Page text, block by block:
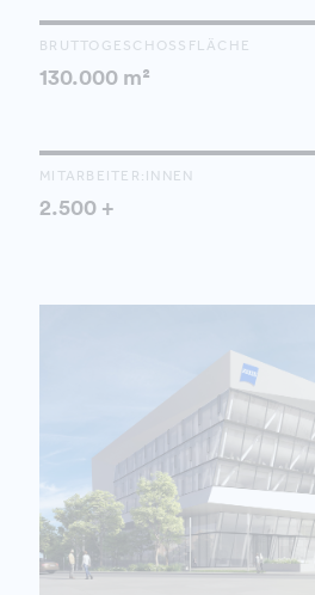
BRUTTOGESCHOSSFLÄCHE
130.000 m²
MITARBEITER:INNEN
2.500 +